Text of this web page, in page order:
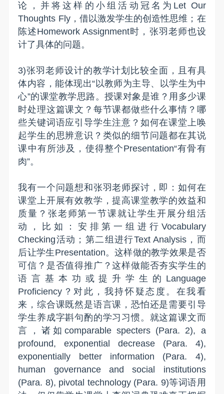
论，并将这样的小组活动冠名为Let Our
Thoughts Fly，借以激发学生的创造性思维；在
陈述Homework Assignment时，张羽老师也设
计了具体的问题。
3)张羽老师设计的教学计划比较全面，且有具
体内容，能体现出“以教师为主导、以学生为中
心”的课堂教学思路。授课对象是谁？用多少课
时处理这篇课文？每节课都做些什么事情？哪
些关键词语应引导学生注意？如何在课堂上唤
起学生的思辨意识？类似的细节问题都在其说
课中有所涉及，使得整个Presentation“有骨有
肉”。
我有一个问题想和张羽老师探讨，即：如何在
课堂上开展有效教学，提高课堂教学的效益和
质量？张老师第一节课就让学生开展分组活
动，比如：安排第一组进行Vocabulary
Checking活动；第二组进行Text Analysis，而
后让学生Presentation。这样做的教学效果是否
可信？是否值得推广？这样做能否夯实学生的
语言基本功或提升学生的Language
Proficiency？对此，我持怀疑态度。在我看
来，综合课既然是语言课，恐怕还是需要引导
学生养成字斟句酌的学习习惯。就这篇课文而
言，诸如comparable specters (Para. 2), a
profound, exponential decrease (Para. 4),
exponentially better information (Para. 4),
human governance and social institutions
(Para. 8), pivotal technology (Para. 9)等词语用